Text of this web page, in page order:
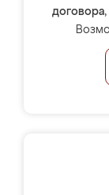
договора,